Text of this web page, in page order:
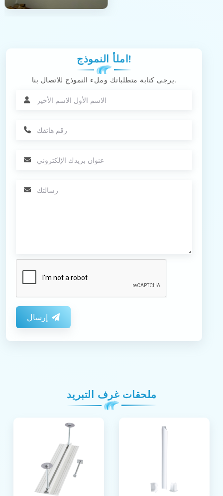
املأ النموذج!
يرجى كتابة متطلباتك وملء النموذج للاتصال بنا.
إرسال
ملحقات غرف التبريد